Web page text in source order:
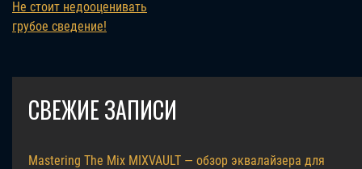
Не стоит недооценивать
грубое сведение!
СВЕЖИЕ ЗАПИСИ
Mastering The Mix MIXVAULT — обзор эквалайзера для